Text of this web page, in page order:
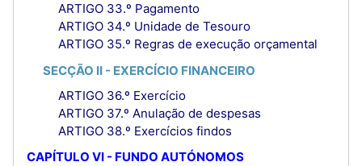
ARTIGO 33.º Pagamento
ARTIGO 34.º Unidade de Tesouro
ARTIGO 35.º Regras de execução orçamental
SECÇÃO II - EXERCÍCIO FINANCEIRO
ARTIGO 36.º Exercício
ARTIGO 37.º Anulação de despesas
ARTIGO 38.º Exercícios findos
CAPÍTULO VI - FUNDO AUTÓNOMOS